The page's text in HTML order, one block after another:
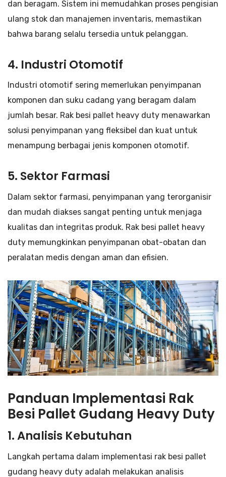
dan beragam. Sistem ini memudahkan proses pengisian
ulang stok dan manajemen inventaris, memastikan
bahwa barang selalu tersedia untuk pelanggan.
4. Industri Otomotif
Industri otomotif sering memerlukan penyimpanan
komponen dan suku cadang yang beragam dalam
jumlah besar. Rak besi pallet heavy duty menawarkan
solusi penyimpanan yang fleksibel dan kuat untuk
menampung berbagai jenis komponen otomotif.
5. Sektor Farmasi
Dalam sektor farmasi, penyimpanan yang terorganisir
dan mudah diakses sangat penting untuk menjaga
kualitas dan integritas produk. Rak besi pallet heavy
duty memungkinkan penyimpanan obat-obatan dan
peralatan medis dengan aman dan efisien.
Panduan Implementasi Rak
Besi Pallet Gudang Heavy Duty
1. Analisis Kebutuhan
Langkah pertama dalam implementasi rak besi pallet
gudang heavy duty adalah melakukan analisis